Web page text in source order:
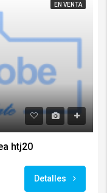
EN VENTA
htj20
Detalles